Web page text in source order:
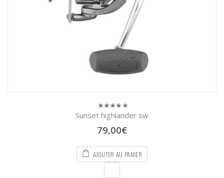
0
5
Sunset highlander sw
79,00€
AJOUTER AU PANIER